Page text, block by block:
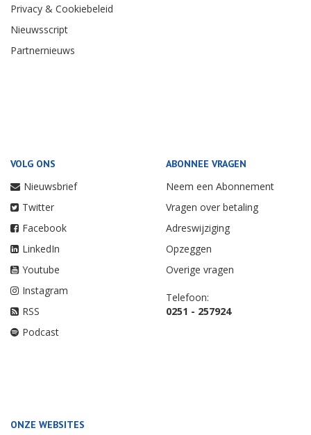
Privacy & Cookiebeleid
Nieuwsscript
Partnernieuws
VOLG ONS
Nieuwsbrief
Twitter
Facebook
LinkedIn
Youtube
Instagram
RSS
Podcast
ABONNEE VRAGEN
Neem een Abonnement
Vragen over betaling
Adreswijziging
Opzeggen
Overige vragen
Telefoon:
0251 - 257924
ONZE WEBSITES